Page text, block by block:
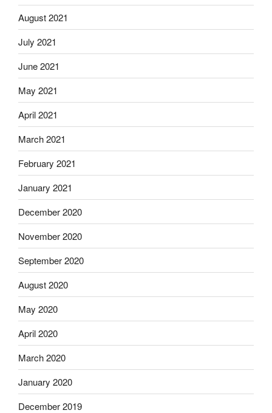
August 2021
July 2021
June 2021
May 2021
April 2021
March 2021
February 2021
January 2021
December 2020
November 2020
September 2020
August 2020
May 2020
April 2020
March 2020
January 2020
December 2019